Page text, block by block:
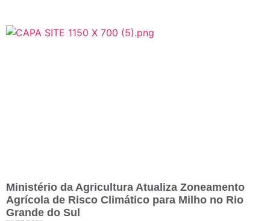
Ministério da Agricultura Atualiza Zoneamento
Agrícola de Risco Climático para Milho no Rio
Grande do Sul